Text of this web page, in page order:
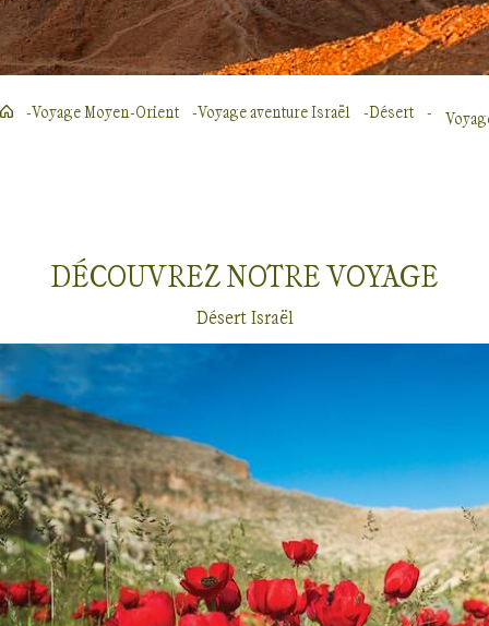
Voyages dans le désertIsraël
Voyage Moyen-Orient Voyage aventure Israël Désert
DÉCOUVREZ NOTREVOYAGE
Désert Israël